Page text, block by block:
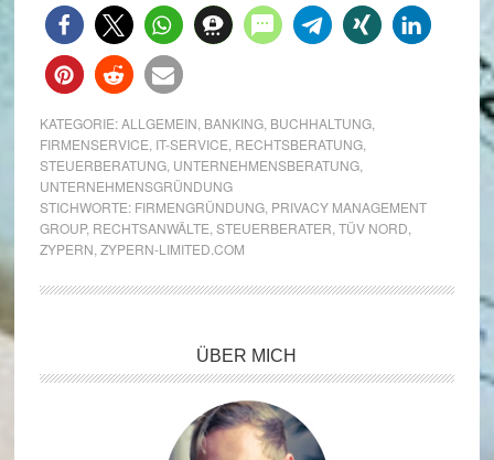
KATEGORIE:ALLGEMEIN BANKING, BUCHHALTUNG,
FIRMENSERVICE IT-SERVICE RECHTSBERATUNG,
STEUERBERATUNG, UNTERNEHMENSBERATUNG,
UNTERNEHMENSGRÜNDUNG
STICHWORTE: FIRMENGRÜNDUNG, PRIVACY MANAGEMENT
GROUP, RECHTSANWÄLTE STEUERBERATER TÜV NORD
ZYPERN ZYPERN-LIMITED.COM
ÜBER MICH